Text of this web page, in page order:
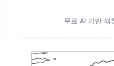
무료 AI 기반 색